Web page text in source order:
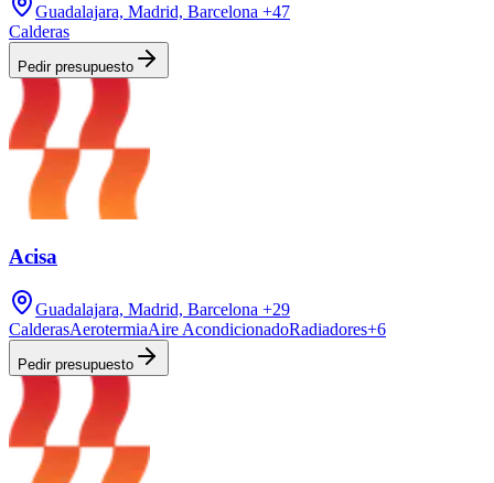
Guadalajara, Madrid, Barcelona +47
Calderas
Pedir presupuesto
Acisa
Guadalajara, Madrid, Barcelona +29
CalderasAerotermiaAire AcondicionadoRadiadores+6
Pedir presupuesto